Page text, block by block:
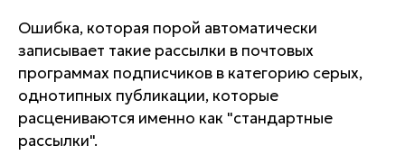
Ошибка, которая порой автоматически
записывает такие рассылки в почтовых
программах подписчиков в категорию серых,
однотипных публикации, которые
расцениваются именно как "стандартные
рассылки".